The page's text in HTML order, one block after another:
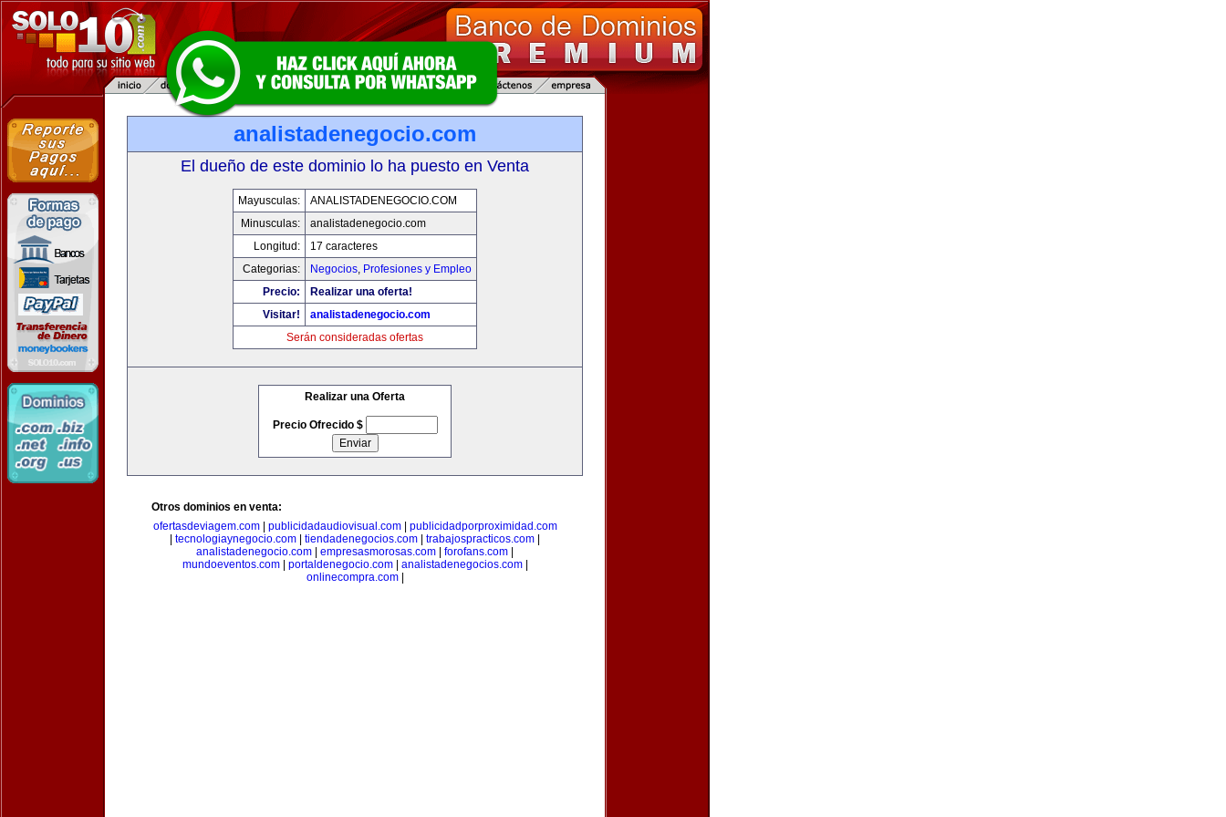
analistadenegocio.com
El dueño de este dominio lo ha puesto en Venta
Mayusculas:
ANALISTADENEGOCIO.COM
Minusculas:
analistadenegocio.com
Longitud:
17 caracteres
Categorias:
Negocios, Profesiones y Empleo
Precio:
Realizar una oferta!
Visitar!
analistadenegocio.com
Serán consideradas ofertas
Realizar una Oferta
Precio Ofrecido $
Otros dominios en venta:
ofertasdeviagem.com| publicidadaudiovisual.com| publicidadporproximidad.com
tecnologiaynegocio.com tiendadenegocios.com trabajospracticos.com
analistadenegocio.com
empresasmorosas.com forofans.com
mundoeventos.com| portaldenegocio.com| analistadenegocios.com|
onlinecompra.com|